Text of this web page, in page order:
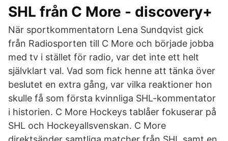
SHL från C More - discovery+
När sportkommentatorn Lena Sundqvist gick
från Radiosporten till C More och började jobba
med tv i stället för radio, var det inte ett helt
självklart val. Vad som fick henne att tänka över
beslutet en extra gång, var vilka reaktioner hon
skulle få som första kvinnliga SHL-kommentator
i historien. C More Hockeys tablåer fokuserar på
SHL och Hockeyallsvenskan. C More